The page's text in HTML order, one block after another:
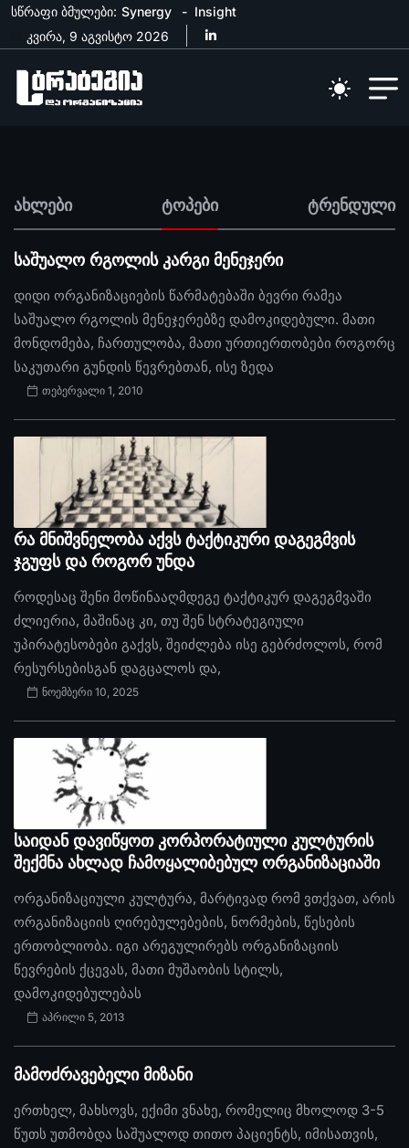
სწრაფი ბმულები: Synergy
Insight
კვირა, 9 აგვისტო 2026
ახლები ტოპები ტრენდული
საშუალო რგოლის კარგი მენეჯერი
დიდი ორგანიზაციების წარმატებაში ბევრი რამეა
საშუალო რგოლის მენეჯერებზე დამოკიდებული. მათი
მონდომება, ჩართულობა, მათი ურთიერთობები როგორც
საკუთარი გუნდის წევრებთან, ისე ზედა
თებერვალი 1, 2010
რა მნიშვნელობა აქვს ტაქტიკური დაგეგმვის
ჯგუფს და როგორ უნდა
როდესაც შენი მოწინააღმდეგე ტაქტიკურ დაგეგმვაში
ძლიერია, მაშინაც კი, თუ შენ სტრატეგიული
უპირატესობები გაქვს, შეიძლება ისე გებრძოლოს, რომ
რესურსებისგან დაგცალოს და,
ნოემბერი 10, 2025
საიდან დავიწყოთ კორპორატიული კულტურის
შექმნა ახლად ჩამოყალიბებულ ორგანიზაციაში
ორგანიზაციული კულტურა, მარტივად რომ ვთქვათ, არის
ორგანიზაციის ღირებულებების, ნორმების, წესების
ერთობლიობა. იგი არეგულირებს ორგანიზაციის
წევრების ქცევას, მათი მუშაობის სტილს,
დამოკიდებულებას
აპრილი 5, 2013
მამოძრავებელი მიზანი
ერთხელ, მახსოვს, ექიმი ვნახე, რომელიც მხოლოდ 3-5
წუთს უთმობდა საშუალოდ თითო პაციენტს, იმისათვის,